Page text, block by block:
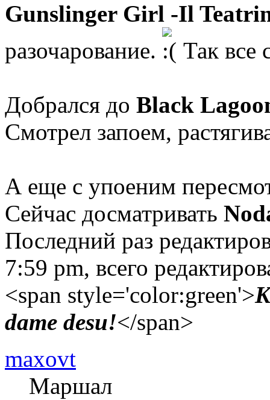
Gunslinger Girl -Il
разочарование.
Так все
Добрался до Black
Смотрел запоем,
А еще с упоеним
Сейчас досматривать
Последний раз
7:59 pm, всего
<span style='color:green'>
dame desu!</span>
maxovt
Маршал